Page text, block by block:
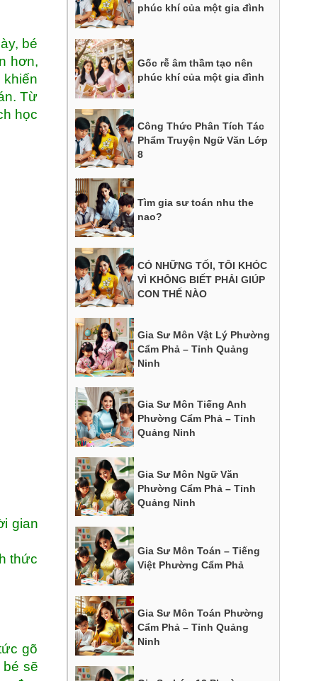
bé
hơn,
khiến
Từ
học
gian
thức
gõ
sẽ
phúc khí của một gia đình
Gốc rễ âm thầm tạo nên
phúc khí của một gia đình
Công Thức Phân Tích Tác
Phẩm Truyện Ngữ Văn Lớp
8
Tìm gia sư toán nhu the
nao?
CÓ NHỮNG TỐI, TÔI KHÓC
VÌ KHÔNG BIẾT PHẢI GIÚP
CON THẾ NÀO
Gia Sư Môn Vật Lý Phường
Cẩm Phả – Tỉnh Quảng
Ninh
Gia Sư Môn Tiếng Anh
Phường Cẩm Phả – Tỉnh
Quảng Ninh
Gia Sư Môn Ngữ Văn
Phường Cẩm Phả – Tỉnh
Quảng Ninh
Gia Sư Môn Toán – Tiếng
Việt Phường Cẩm Phả
Gia Sư Môn Toán Phường
Cẩm Phả – Tỉnh Quảng
Ninh